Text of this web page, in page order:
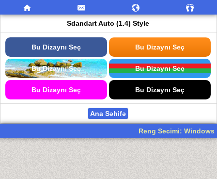
Sdandart Auto (1.4) Style
Bu Dizaynı Seç Bu Dizaynı Seç
Bu Dizaynı Seç Bu Dizaynı Seç
Bu Dizaynı Seç Bu Dizaynı Seç
Ana Səhifə
Reng Secimi: Windows